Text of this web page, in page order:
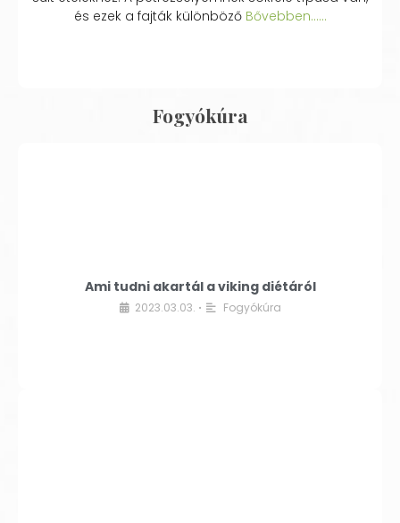
és ezek a fajták különbözőBővebben...…
Fogyókúra
Ami tudni akartál a viking diétáról
2023.03.03. • Fogyókúra